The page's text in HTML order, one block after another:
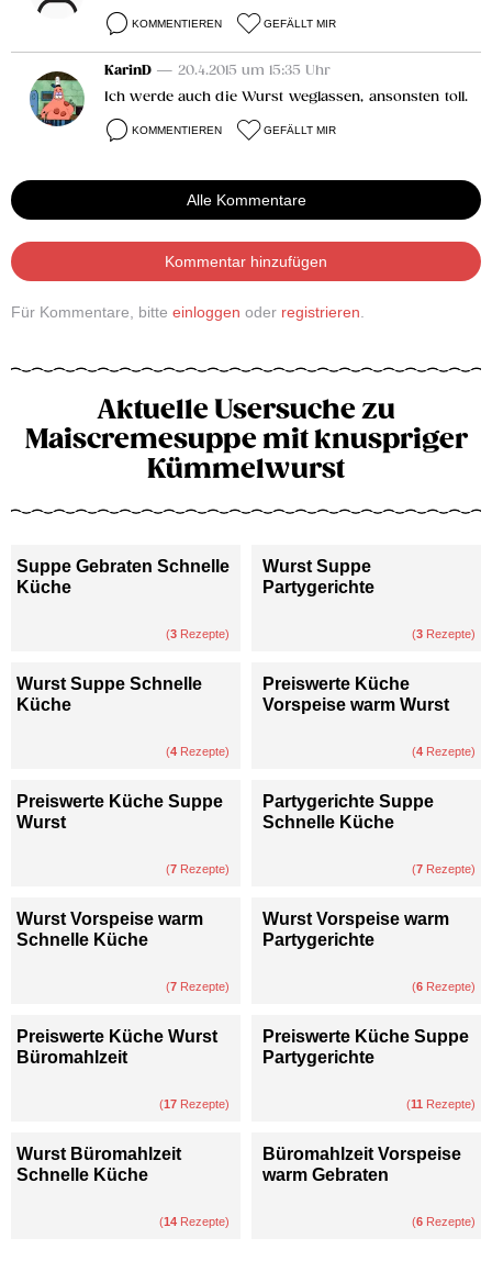
KOMMENTIEREN GEFÄLLT MIR
KarinD — 20.4.2015 um 15:35 Uhr
Ich werde auch die Wurst weglassen, ansonsten toll.
KOMMENTIEREN GEFÄLLT MIR
Alle Kommentare
Kommentar hinzufügen
Für Kommentare, bitte einloggen oder registrieren
Aktuelle Usersuche zu
Maiscremesuppe mit knuspriger
Kümmelwurst
Suppe Gebraten Schnelle
Küche
(3 Rezepte)
Wurst Suppe
Partygerichte
(3 Rezepte)
Wurst Suppe Schnelle
Küche
(4 Rezepte)
Preiswerte Küche
Vorspeise warm Wurst
(4 Rezepte)
Preiswerte Küche Suppe
Wurst
(7 Rezepte)
Partygerichte Suppe
Schnelle Küche
(7 Rezepte)
Wurst Vorspeise warm
Schnelle Küche
(7 Rezepte)
Wurst Vorspeise warm
Partygerichte
(6 Rezepte)
Preiswerte Küche Wurst
Büromahlzeit
(17 Rezepte)
Preiswerte Küche Suppe
Partygerichte
(11 Rezepte)
Wurst Büromahlzeit
Schnelle Küche
(14 Rezepte)
Büromahlzeit Vorspeise
warm Gebraten
(6 Rezepte)